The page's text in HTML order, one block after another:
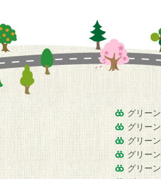
グリー
グリー
グリー
グリー
グリー